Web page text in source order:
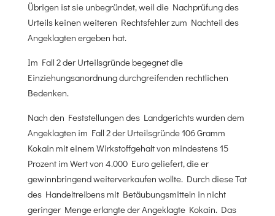
Übrigen ist sie unbegründet, weil die Nachprüfung des
Urteils keinen weiteren Rechtsfehler zum Nachteil des
Angeklagten ergeben hat.
Im Fall 2 der Urteilsgründe begegnet die
Einziehungsanordnung durchgreifenden rechtlichen
Bedenken.
Nach den Feststellungen des Landgerichts wurden dem
Angeklagten im Fall 2 der Urteilsgründe 106 Gramm
Kokain mit einem Wirkstoffgehalt von mindestens 15
Prozent im Wert von 4.000 Euro geliefert, die er
gewinnbringend weiterverkaufen wollte. Durch diese Tat
des Handeltreibens mit Betäubungsmitteln in nicht
geringer Menge erlangte der Angeklagte Kokain. Das